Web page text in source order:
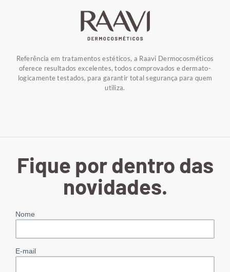
Referência em tratamentos estéticos, a Raavi Dermocosméticos
oferece resultados excelentes, todos comprovados e dermato-
logicamente testados, para garantir total segurança para quem
utiliza.
Fique por dentro das
novidades.
Nome
E-mail